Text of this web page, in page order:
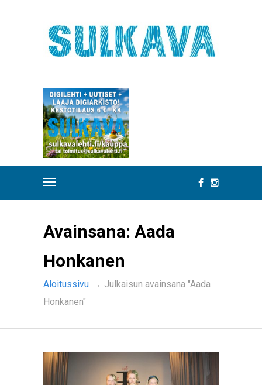
Avainsana: Aada
Honkanen
Aloitussivu → Julkaisun avainsana "Aada
Honkanen"